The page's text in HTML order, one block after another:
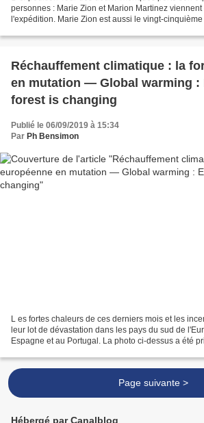
personnes : Marie Zion et Marion Martinez
l'expédition. Marie Zion est aussi le vingt-
Réchauffement climatique : la
en mutation — Global warming :
forest is changing
Publié le 06/09/2019 à 15:34
Par Ph Bensimon
L es fortes chaleurs de ces derniers mois et les
leur lot de dévastation dans les pays du sud de
Espagne et au Portugal. La photo ci-dessus a été
Page suivante >
Hébergé par Canalblog